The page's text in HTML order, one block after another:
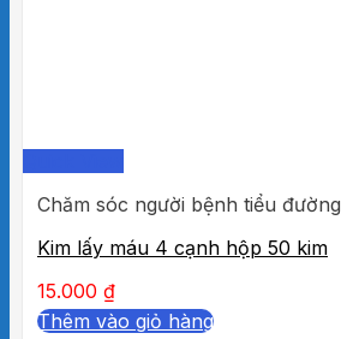
Chăm sóc người bệnh tiểu đường
Kim lấy máu 4 cạnh hộp 50 kim
15.000 ₫
Thêm vào giỏ hàng